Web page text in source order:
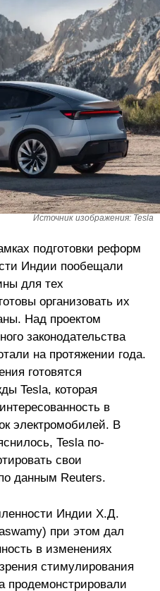
Источник изображения: Tesla
подготовки реформ
Индии пообещали
для тех
организовать их
Над проектом
законодательства
на протяжении года.
готовятся
Tesla, которая
в
электромобилей. В
Tesla по-
свои
данным Reuters.
Индии Х.Д.
при этом дал
в изменениях
стимулирования
продемонстрировали